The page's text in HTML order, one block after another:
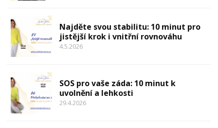
Najděte svou stabilitu: 10 minut pro
jistější krok i vnitřní rovnováhu
4.5.2026
SOS pro vaše záda: 10 minut k
uvolnění a lehkosti
29.4.2026